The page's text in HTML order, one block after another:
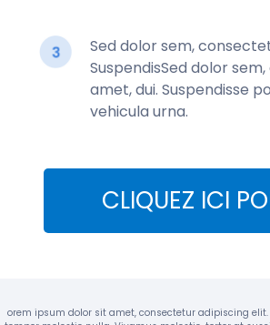
Sed dolor sem,
SuspendisSed dolor
amet, dui. Suspendisse
vehicula urna.
CLIQUEZ ICI
orem ipsum dolor sit amet, consectetur adipiscing